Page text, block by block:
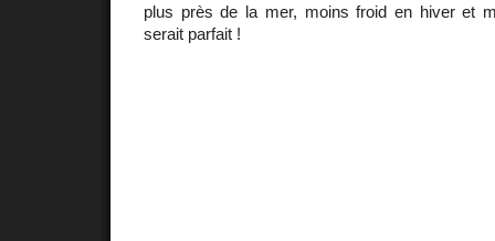
plus près de la mer, moins froid en hiver et
serait parfait !